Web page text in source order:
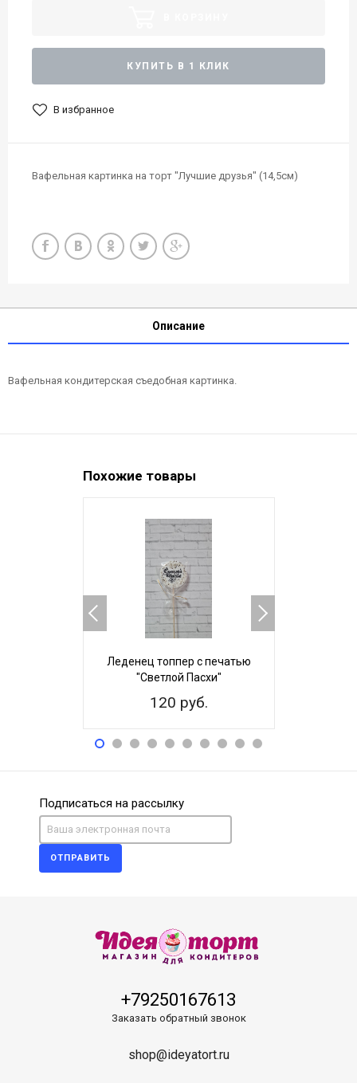
КУПИТЬ В 1 КЛИК
В избранное
Вафельная картинка на торт "Лучшие друзья" (14,5см)
Описание
Вафельная кондитерская съедобная картинка.
Похожие товары
Леденец топпер с печатью
"Светлой Пасхи"
120 руб.
Подписаться на рассылку
ОТПРАВИТЬ
+79250167613
Заказать обратный звонок
shop@ideyatort.ru